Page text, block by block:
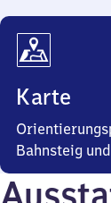
Karte
Bahnsteig